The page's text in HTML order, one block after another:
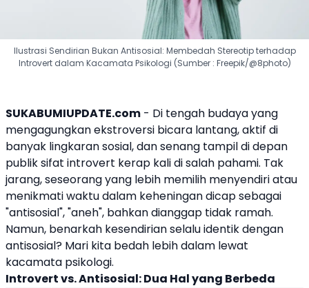
Ilustrasi Sendirian Bukan Antisosial: Membedah Stereotip terhadap
Introvert dalam Kacamata Psikologi (Sumber : Freepik/@8photo)
SUKABUMIUPDATE.com - Di tengah budaya yang
mengagungkan ekstroversi bicara lantang, aktif di
banyak lingkaran sosial, dan senang tampil di depan
publik sifat introvert kerap kali di salah pahami. Tak
jarang, seseorang yang lebih memilih menyendiri atau
menikmati waktu dalam keheningan dicap sebagai
"antisosial", "aneh", bahkan dianggap tidak ramah.
Namun, benarkah kesendirian selalu identik dengan
antisosial? Mari kita bedah lebih dalam lewat
kacamata psikologi.
Introvert vs. Antisosial: Dua Hal yang Berbeda